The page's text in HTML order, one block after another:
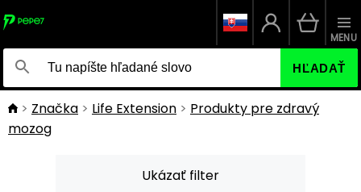
HĽADAŤ
MENU
Značka Life Extension
Produkty pre zdravý
mozog
Ukázať filter